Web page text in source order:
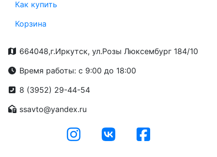
Как купить
Корзина
664048,г.Иркутск, ул.Розы Люксембург 184/10
Время работы: с 9:00 до 18:00
8 (3952) 29-44-54
ssavto@yandex.ru